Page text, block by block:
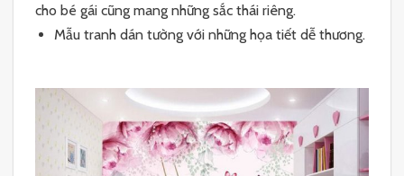
cho bé gái cũng mang những sắc thái riêng.
Mẫu tranh dán tường với những họa tiết dễ thương.